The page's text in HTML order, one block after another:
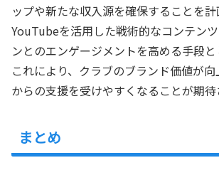
ップや新たな収入源を確保することを計
YouTubeを活用した戦術的なコンテン
ンとのエンゲージメントを高める手段と
これにより、クラブのブランド価値が
からの支援を受けやすくなることが期待
まとめ